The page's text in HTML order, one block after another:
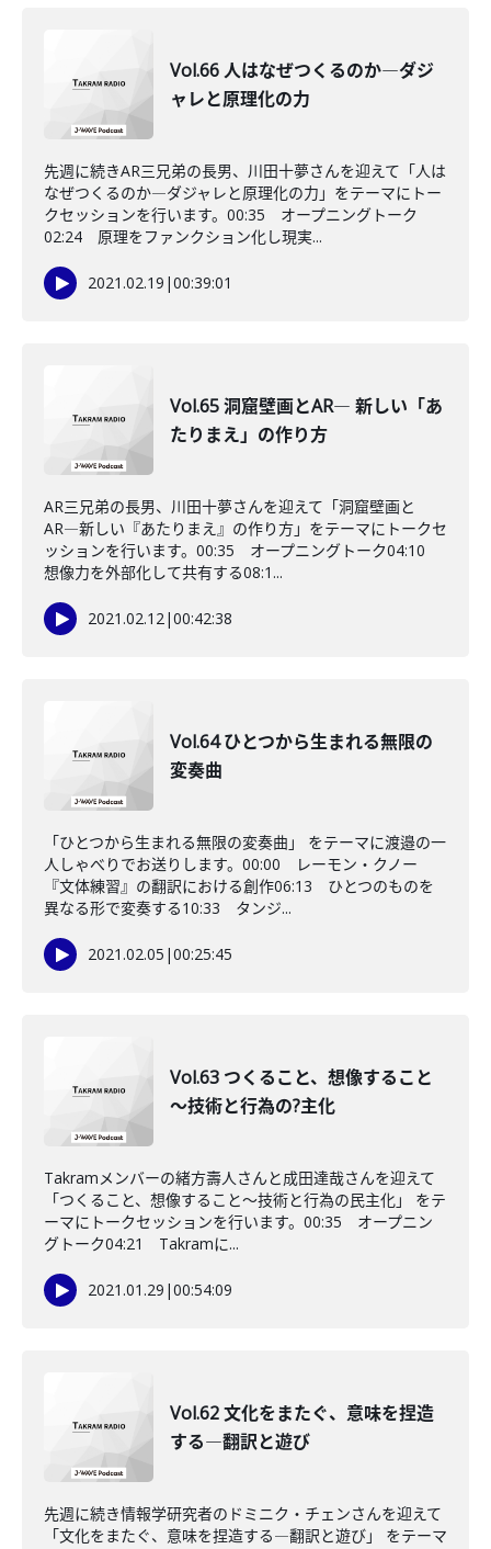
Vol.66 人はなぜつくるのか―ダジ
ャレと原理化の力
先週に続きAR三兄弟の長男、川田十夢さんを迎えて「人は
なぜつくるのか―ダジャレと原理化の力」をテーマにトー
クセッションを行います。00:35 オープニングトーク
02:24 原理をファンクション化し現実...
2021.02.19 |00:39:01
Vol.65 洞窟壁画とAR― 新しい「あ
たりまえ」の作り方
AR三兄弟の長男、川田十夢さんを迎えて「洞窟壁画と
AR―新しい『あたりまえ』の作り方」をテーマにトークセ
ッションを行います。00:35 オープニングトーク04:10
想像力を外部化して共有する08:1...
2021.02.12|00:42:38
Vol.64 ひとつから生まれる無限の
変奏曲
「ひとつから生まれる無限の変奏曲」 をテーマに渡邉の一
人しゃべりでお送りします。00:00 レーモン・クノー
『文体練習』の翻訳における創作06:13 ひとつのものを
異なる形で変奏する10:33 タンジ...
2021.02.05 |00:25:45
Vol.63 つくること、想像すること
～技術と行為の?主化
Takramメンバーの緒方壽人さんと成田達哉さんを迎えて
「つくること、想像すること～技術と行為の民主化」 をテ
ーマにトークセッションを行います。00:35 オープニン
グトーク04:21 Takramに...
2021.01.29 |00:54:09
Vol.62 文化をまたぐ、意味を捏造
する―翻訳と遊び
先週に続き情報学研究者のドミニク・チェンさんを迎えて
「文化をまたぐ、意味を捏造する―翻訳と遊び」 をテーマ